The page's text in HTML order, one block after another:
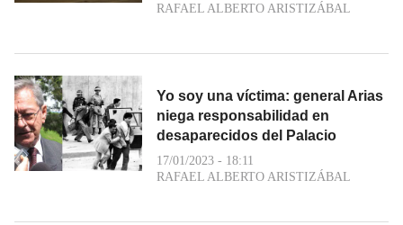
RAFAEL ALBERTO ARISTIZÁBAL
Yo soy una víctima: general Arias
niega responsabilidad en
desaparecidos del Palacio
17/01/2023 - 18:11
RAFAEL ALBERTO ARISTIZÁBAL